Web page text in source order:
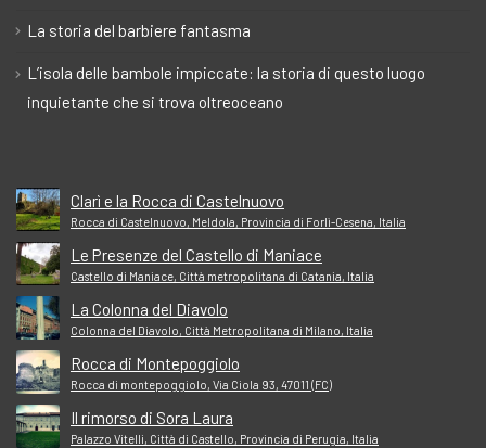
La storia del barbiere fantasma
L’isola delle bambole impiccate: la storia di questo luogo
inquietante che si trova oltreoceano
Clarì e la Rocca di Castelnuovo
Rocca di Castelnuovo, Meldola, Provincia di Forlì-Cesena, Italia
Le Presenze del Castello di Maniace
Castello di Maniace, Città metropolitana di Catania, Italia
La Colonna del Diavolo
Colonna del Diavolo, Città Metropolitana di Milano, Italia
Rocca di Montepoggiolo
Rocca di montepoggiolo, Via Ciola 93, 47011 (FC)
Il rimorso di Sora Laura
Palazzo Vitelli, Città di Castello, Provincia di Perugia, Italia